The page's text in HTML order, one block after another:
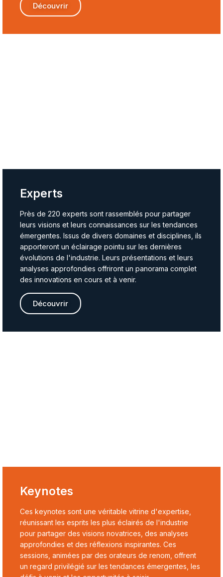
Découvrir
Experts
Près de 220 experts sont rassemblés pour partager
leurs visions et leurs connaissances sur les tendances
émergentes. Issus de divers domaines et disciplines, ils
apporteront un éclairage pointu sur les dernières
évolutions de l'industrie. Leurs présentations et leurs
analyses approfondies offriront un panorama complet
des innovations en cours et à venir.
Découvrir
Keynotes
Ces keynotes sont une véritable vitrine d'expertise,
réunissant les esprits les plus éclairés de l'industrie
pour partager des visions novatrices, des analyses
approfondies et des réflexions inspirantes. Ces
sessions, animées par des orateurs de renom, offrent
un regard privilégié sur les tendances émergentes, les